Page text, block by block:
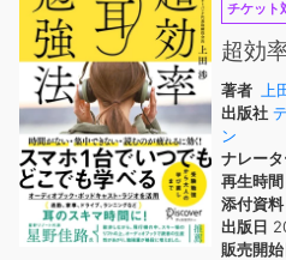
チケット
超効
著者
上
出版社
ン
ナレー
再生時間
添付資料
出版日
販売開始